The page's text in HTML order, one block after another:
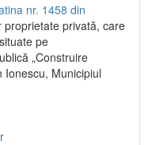
nr. 1458 din
privată, care
pe
„Construire
Municipiul